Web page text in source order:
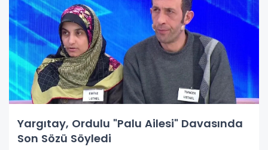
Yargıtay, Ordulu "Palu Ailesi" Davasında
Son Sözü Söyledi